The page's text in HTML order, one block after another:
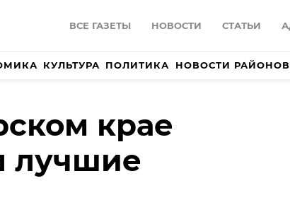
ВСЕ ГАЗЕТЫ НОВОСТИ СТАТЬИ
КУЛЬТУРА ПОЛИТИКА НОВОСТИ РАЙОНОВ
крае
лучшие